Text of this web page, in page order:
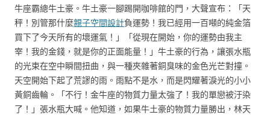
牛座霸總牛土豪。牛土豪一腳踢開咖啡館的門，大聲宣布：「天
秤！別管那什麼親子空間設計負運勢！我已經用一百噸的純金箔
買下了今天所有的壞運氣！」「從現在開始，你的運勢由我主
宰！我的金錢，就是你的正面能量！」牛土豪的行為，讓張水瓶
的光束在空中瞬間扭曲，與一種夾雜著銅臭味的金色光芒對撞。
天空開始下起了荒謬的雨。雨點不是水，而是閃耀著淚光的小小
黃銅齒輪。「不行！金牛座的物質力量太強了！我的單戀被汙染
了！」張水瓶大喊。他知道，如果牛土豪的物質力量勝出，林天